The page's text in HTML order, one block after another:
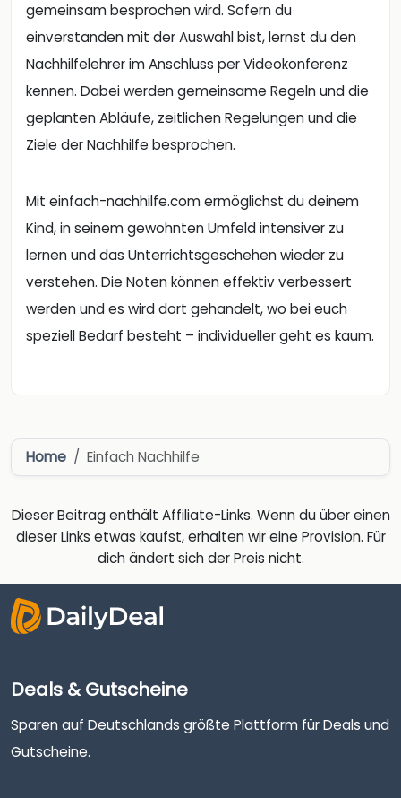
gemeinsam besprochen wird. Sofern du
einverstanden mit der Auswahl bist, lernst du den
Nachhilfelehrer im Anschluss per Videokonferenz
kennen. Dabei werden gemeinsame Regeln und die
geplanten Abläufe, zeitlichen Regelungen und die
Ziele der Nachhilfe besprochen.
Mit einfach-nachhilfe.com ermöglichst du deinem
Kind, in seinem gewohnten Umfeld intensiver zu
lernen und das Unterrichtsgeschehen wieder zu
verstehen. Die Noten können effektiv verbessert
werden und es wird dort gehandelt, wo bei euch
speziell Bedarf besteht – individueller geht es kaum.
Home Einfach Nachhilfe
Dieser Beitrag enthält Affiliate-Links. Wenn du über einen
dieser Links etwas kaufst, erhalten wir eine Provision. Für
dich ändert sich der Preis nicht.
Deals & Gutscheine
Sparen auf Deutschlands größte Plattform für Deals und
Gutscheine.